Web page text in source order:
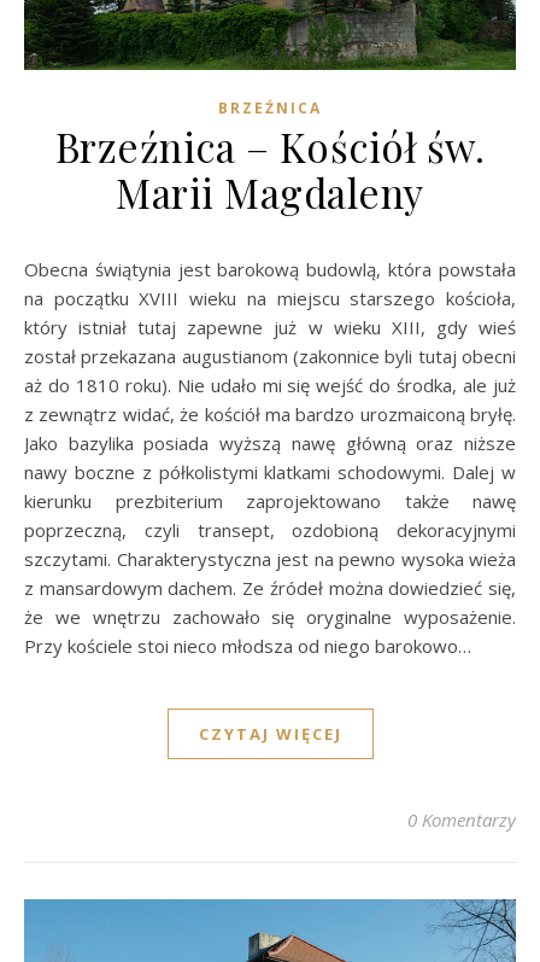
BRZEŹNICA
Brzeźnica – Kościół św.
Marii Magdaleny
Obecna świątynia jest barokową budowlą, która powstała
na początku XVIII wieku na miejscu starszego kościoła,
który istniał tutaj zapewne już w wieku XIII, gdy wieś
został przekazana augustianom (zakonnice byli tutaj obecni
aż do 1810 roku). Nie udało mi się wejść do środka, ale już
z zewnątrz widać, że kościół ma bardzo urozmaiconą bryłę.
Jako bazylika posiada wyższą nawę główną oraz niższe
nawy boczne z półkolistymi klatkami schodowymi. Dalej w
kierunku prezbiterium zaprojektowano także nawę
poprzeczną, czyli transept, ozdobioną dekoracyjnymi
szczytami. Charakterystyczna jest na pewno wysoka wieża
z mansardowym dachem. Ze źródeł można dowiedzieć się,
że we wnętrzu zachowało się oryginalne wyposażenie.
Przy kościele stoi nieco młodsza od niego barokowo…
CZYTAJ WIĘCEJ
0 Komentarzy